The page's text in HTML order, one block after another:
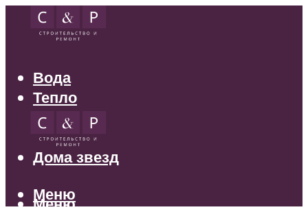
Вода
Тепло
Электрика
Свет
Дома звезд
Меню
Меню